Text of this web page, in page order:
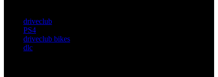
driveclub
PS4
driveclub bikes
dlc